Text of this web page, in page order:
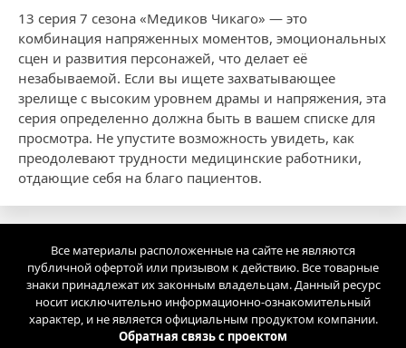
13 серия 7 сезона «Медиков Чикаго» — это
комбинация напряженных моментов, эмоциональных
сцен и развития персонажей, что делает её
незабываемой. Если вы ищете захватывающее
зрелище с высоким уровнем драмы и напряжения, эта
серия определенно должна быть в вашем списке для
просмотра. Не упустите возможность увидеть, как
преодолевают трудности медицинские работники,
отдающие себя на благо пациентов.
Все материалы расположенные на сайте не являются
публичной офертой или призывом к действию. Все товарные
знаки принадлежат их законным владельцам. Данный ресурс
носит исключительно информационно-ознакомительный
характер, и не является официальным продуктом компании.
Обратная связь с проектом